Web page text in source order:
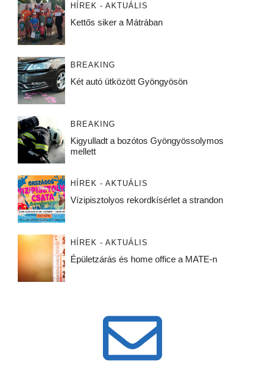
HÍREK - AKTUÁLIS
Kettős siker a Mátrában
BREAKING
Két autó ütközött Gyöngyösön
BREAKING
Kigyulladt a bozótos Gyöngyössolymos
mellett
HÍREK - AKTUÁLIS
Vízipisztolyos rekordkísérlet a strandon
HÍREK - AKTUÁLIS
Épületzárás és home office a MATE-n